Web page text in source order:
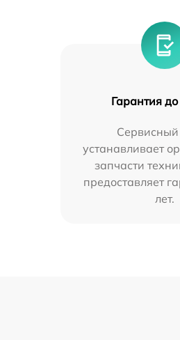
Гарантия
Сервисный
устанавливает
запчасти
предоставляет
лет.